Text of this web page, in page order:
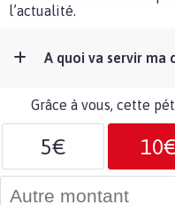
l’actualité.
A quoi va servir ma
Grâce à vous, cette
5€